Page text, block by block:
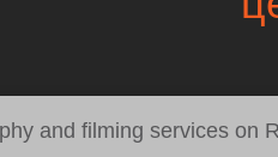
and filming services on